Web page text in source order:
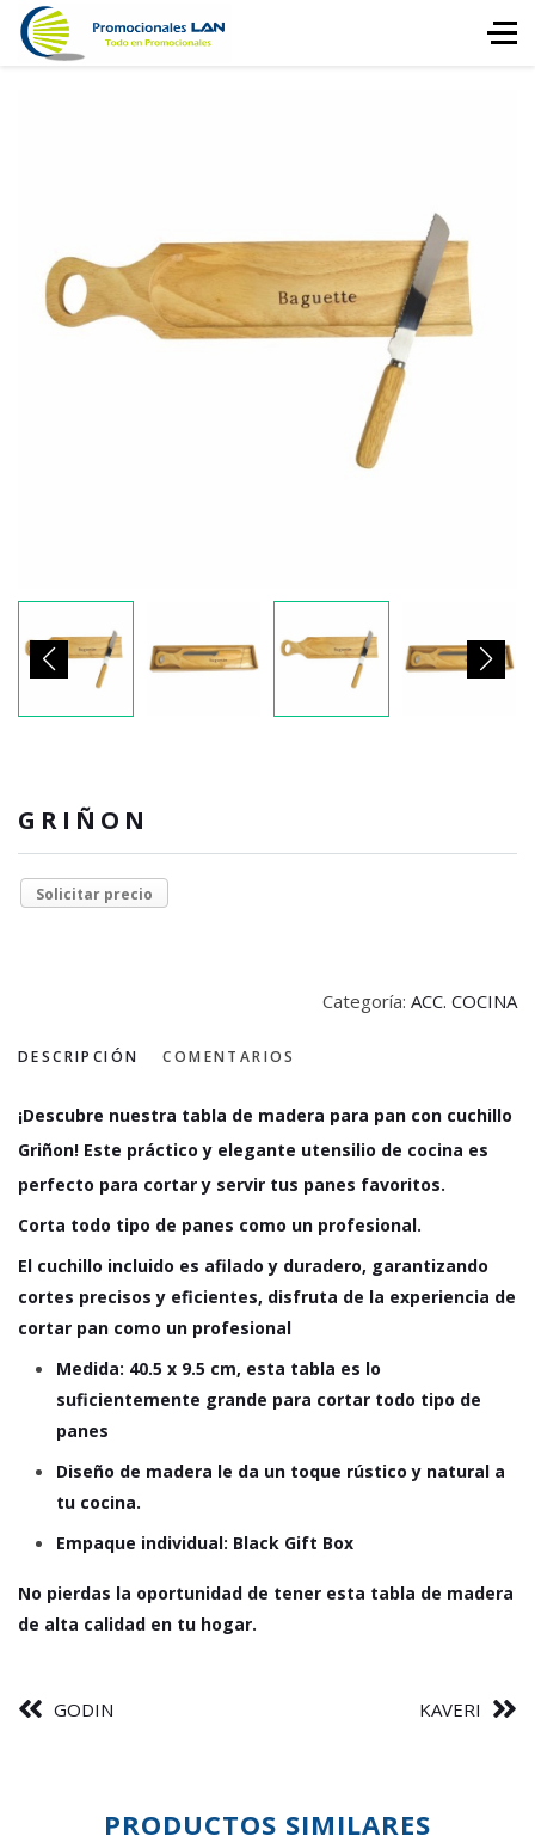
GRIÑON
Solicitar precio
Categoría: ACC. COCINA
DESCRIPCIÓN COMENTARIOS
¡Descubre nuestra tabla de madera para pan con cuchillo
Griñon! Este práctico y elegante utensilio de cocina es
perfecto para cortar y servir tus panes favoritos.
Corta todo tipo de panes como un profesional.
El cuchillo incluido es afilado y duradero, garantizando
cortes precisos y eficientes, disfruta de la experiencia de
cortar pan como un profesional
Medida: 40.5 x 9.5 cm, esta tabla es lo
suficientemente grande para cortar todo tipo de
panes
Diseño de madera le da un toque rústico y natural a
tu cocina.
Empaque individual: Black Gift Box
No pierdas la oportunidad de tener esta tabla de madera
de alta calidad en tu hogar.
GODIN KAVERI
PRODUCTOS SIMILARES